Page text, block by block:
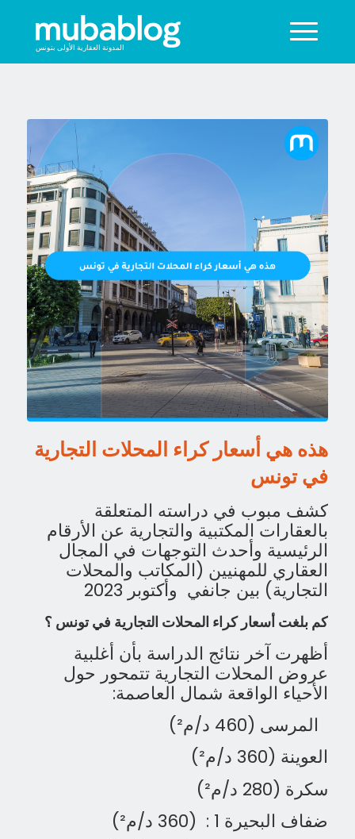
المدونة العقارية الأولى بتونس
هذه هي أسعار كراء المحلات التجارية
في تونس
كشف مبوب في دراسته المتعلقة
بالعقارات المكتبية والتجارية عن الأرقام
الرئيسية وأحدث التوجهات في المجال
العقاري للمهنيين (المكاتب والمحلات
التجارية) بين جانفي وأكتوبر 2023
كم بلغت أسعار كراء المحلات التجارية في تونس ؟
أظهرت آخر نتائج الدراسة بأن أغلبية
عروض المحلات التجارية تتمحور حول
الأحياء الواقعة شمال العاصمة:
المرسى (460 د/م²)
العوينة (360 د/م²)
سكرة (280 د/م²)
ضفاف البحيرة 1 :
(360 د/م²)